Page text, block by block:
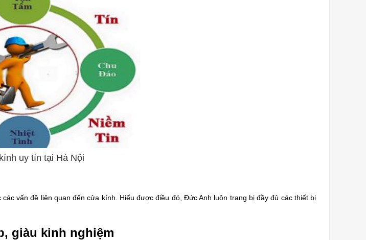
uy tín tại Hà Nội
vấn đề liên quan đến cửa kính. Hiểu được điều đó, Đức Anh luôn trang bị đầy đủ các thiết bị
giàu kinh nghiệm